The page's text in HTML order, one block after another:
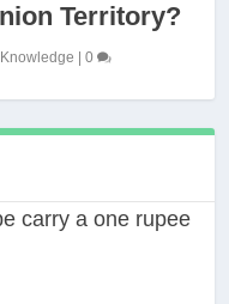
Territory?
Knowledge |0